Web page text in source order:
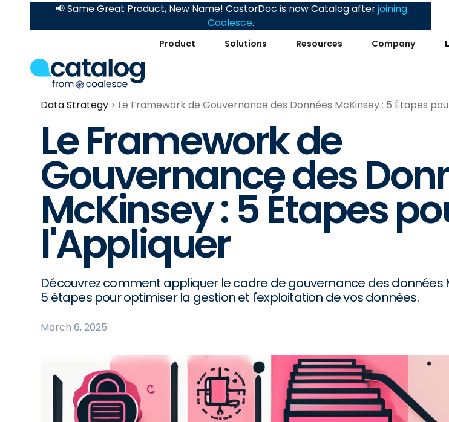
Product Solutions Resources Company
📢 Same Great Product, New Name! CastorDoc is now Catalog afterjoining
Coalesce.
Data Strategy Le Framework de Gouvernance des Données McKinsey : 5 Étapes
Le Framework de
Gouvernance des
McKinsey : 5 Étapes
l'Appliquer
Découvrez comment appliquer le cadre de gouvernance des données
5 étapes pour optimiser la gestion et l'exploitation de vos données.
March 6, 2025